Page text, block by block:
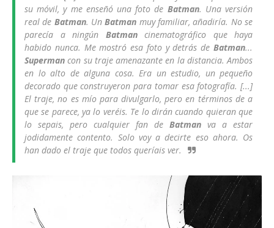
su móvil, y me enseñó una foto de Batman. Una versión
real de Batman. UnBatman muy familiar, añadiría. No se
parecía a ningún Batman cinematográfico que haya
habido nunca. Me mostró esa foto y detrás de Batman...
Supermancon su traje amenazante en la distancia. Ambos
en lo alto de alguna cosa. Era un estudio, un pequeño
decorado que construyeron para tomar esa fotografía. [...]
El traje, no es mío para divulgarlo, pero en términos de a
que se parece, ya lo veréis. Te lo dirán cuando quieran que
lo sepais, pero cualquier fan de Batman va a estar
jodidamente contento. Solo voy a decirte eso ahora. Os
han dado el traje que todos queríais ver.